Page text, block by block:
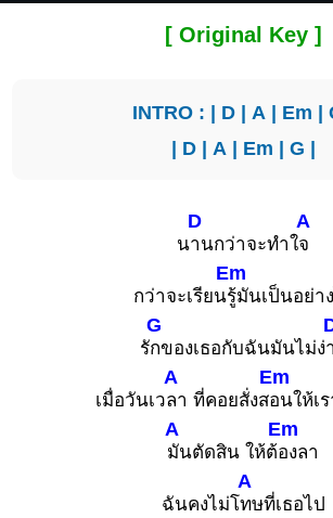
[ Original Key ]
INTRO : | D| A | Em |
| D| A | Em | G |
น
D
านกว่าจะทำใ
A
จ
กว่าจะเรียน
Em
รู้มันเป็นอย่า
รั
G
กของเธอกับฉันมันไม่ง่
เมื่อวันเว
A
ลา ที่คอยสั่งส
Em
อนให้เ
A
มันตัดสิน ให้ต้
Em
องลา
ฉันคงไม่โ
A
ทษที่เธอไป